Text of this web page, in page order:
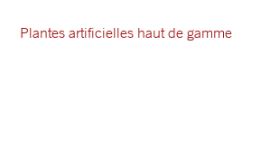
Plantes artificielles haut de gamme